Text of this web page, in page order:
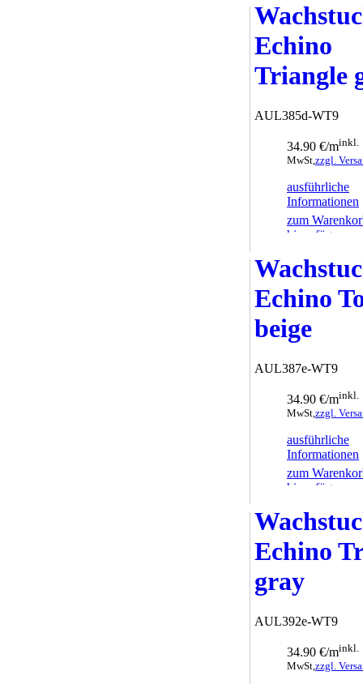
Echino
Triangle
AUL385d-WT9
34.90 €/minkl.
MwSt, zzgl.
ausführliche
Informationen
zum
hinzufügen
Echino
beige
AUL387e-WT9
34.90 €/minkl.
MwSt, zzgl.
ausführliche
Informationen
zum
hinzufügen
Echino
gray
AUL392e-WT9
34.90 €/minkl.
MwSt, zzgl.